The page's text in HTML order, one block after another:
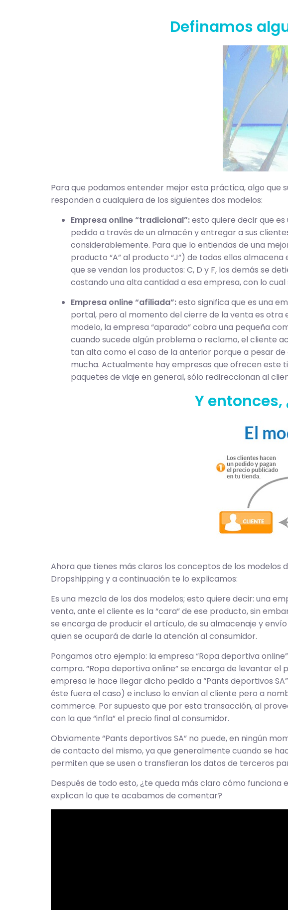
Definamos
Para que podamos entender mejor esta práctica, algo que
responden a cualquiera de los siguientes dos modelos:
Empresa online “tradicional”:esto quiere decir que
pedido a través de un almacén y entregar a sus
considerablemente. Para que lo entiendas de una
producto “A” al producto “J”) de todos ellos
que se vendan los productos: C, D y F, los demás se
costando una alta cantidad a esa empresa, con lo
Empresa online “afiliada”:esto significa que es una
portal, pero al momento del cierre de la venta es otra
modelo, la empresa “aparado” cobra una pequeña
cuando sucede algún problema o reclamo, el cliente
tan alta como el caso de la anterior porque a pesar
mucha. Actualmente hay empresas que ofrecen este
paquetes de viaje en general, sólo redireccionan al
Y
Ahora que tienes más claros los conceptos de los
Dropshipping y a continuación te lo explicamos:
Es una mezcla de los dos modelos; esto quiere decir: una
venta, ante el cliente es la “cara” de ese producto, sin
se encarga de producir el artículo, de su almacenaje y
quien se ocupará de darle la atención al consumidor.
Pongamos otro ejemplo: la empresa “Ropa deportiva
compra. “Ropa deportiva online” se encarga de levantar
empresa le hace llegar dicho pedido a “Pants deportivos
éste fuera el caso) e incluso lo envían al cliente pero a
commerce. Por supuesto que por esta transacción, al
con la que “infla” el precio final al consumidor.
Obviamente “Pants deportivos SA” no puede, en ningún
de contacto del mismo, ya que generalmente cuando se
permiten que se usen o transfieran los datos de terceros
Después de todo esto, ¿te queda más claro cómo funciona
explican lo que te acabamos de comentar?